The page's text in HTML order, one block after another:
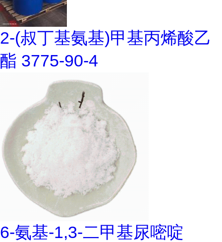
2-(叔丁基氨基)甲基丙烯酸乙
酯 3775-90-4
6-氨基-1,3-二甲基尿嘧啶